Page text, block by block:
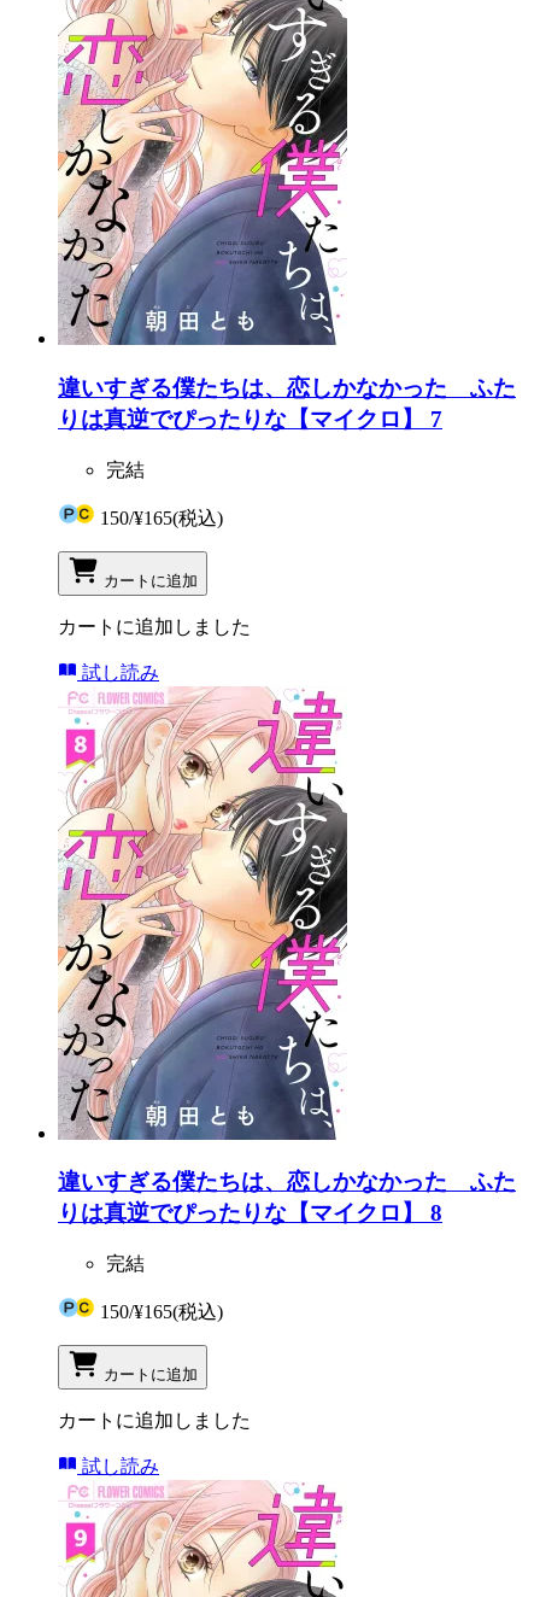
違いすぎる僕たちは、恋しかなかった ふた
りは真逆でぴったりな【マイクロ】 7
完結
150/¥165(税込)
カートに追加
カートに追加しました
試し読み
違いすぎる僕たちは、恋しかなかった ふた
りは真逆でぴったりな【マイクロ】 8
完結
150/¥165(税込)
カートに追加
カートに追加しました
試し読み